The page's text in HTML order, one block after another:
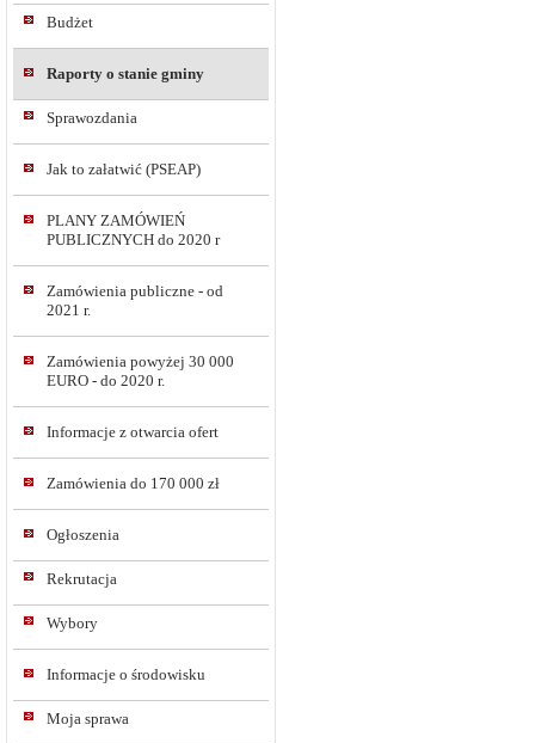
Budżet
Raporty o stanie gminy
Sprawozdania
Jak to załatwić (PSEAP)
PLANY ZAMÓWIEŃ
PUBLICZNYCH do 2020 r
Zamówienia publiczne - od
2021 r.
Zamówienia powyżej 30 000
EURO - do 2020 r.
Informacje z otwarcia ofert
Zamówienia do 170 000 zł
Ogłoszenia
Rekrutacja
Wybory
Informacje o środowisku
Moja sprawa